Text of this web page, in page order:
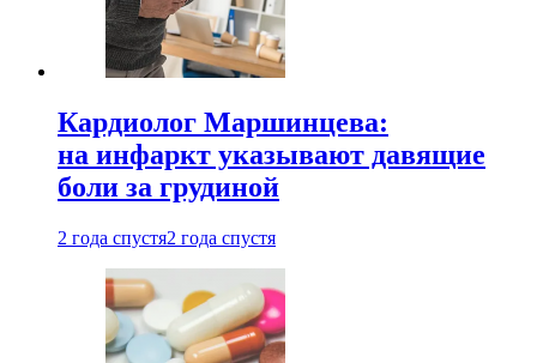
Кардиолог Маршинцева:
на инфаркт указывают давящие
боли за грудиной
2 года спустя2 года спустя